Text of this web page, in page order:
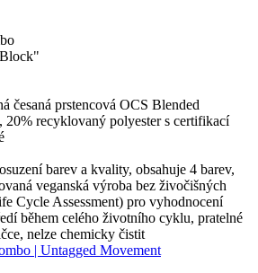
česaná prstencová OCS Blended
20% recyklovaný polyester s certifikací
barev a kvality, obsahuje 4 barev,
veganská výroba bez živočišných
Cycle Assessment) pro vyhodnocení
během celého životního cyklu, pratelné
nelze chemicky čistit
| Untagged Movement